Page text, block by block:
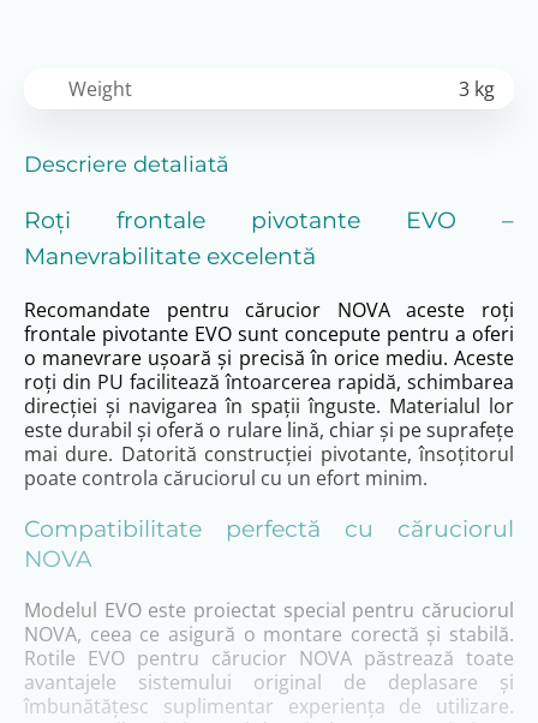
Descriere detaliată
Weight 3 kg
Roți frontale pivotante EVO –
Manevrabilitate excelentă
Recomandate pentru cărucior NOVA aceste roți
frontale pivotante EVO sunt concepute pentru a oferi
o manevrare ușoară și precisă în orice mediu. Aceste
roți din PU facilitează întoarcerea rapidă, schimbarea
direcției și navigarea în spații înguste. Materialul lor
este durabil și oferă o rulare lină, chiar și pe suprafețe
mai dure. Datorită construcției pivotante, însoțitorul
poate controla căruciorul cu un efort minim.
Compatibilitate perfectă cu căruciorul
NOVA
Modelul EVO este proiectat special pentru căruciorul
NOVA, ceea ce asigură o montare corectă și stabilă.
Rotile EVO pentru cărucior NOVA păstrează toate
avantajele sistemului original de deplasare și
îmbunătățesc suplimentar experiența de utilizare.